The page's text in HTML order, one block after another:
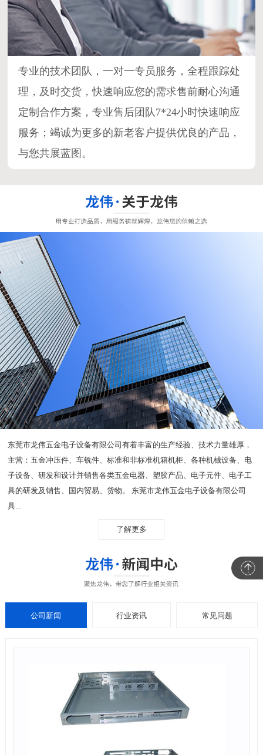
专业的技术团队，一对一专员服务，全程跟踪处
理，及时交货，快速响应您的需求售前耐心沟通
定制合作方案，专业售后团队7*24小时快速响应
服务；竭诚为更多的新老客户提供优良的产品，
与您共展蓝图。
东莞市龙伟五金电子设备有限公司有着丰富的生产经验、技术力量雄厚，
主营：五金冲压件、车铣件、标准和非标准机箱机柜、各种机械设备、电
子设备、研发和设计并销售各类五金电器、塑胶产品、电子元件、电子工
具的研发及销售、国内贸易、货物。 东莞市龙伟五金电子设备有限公司
具...
了解更多
公司新闻 行业资讯 常见问题